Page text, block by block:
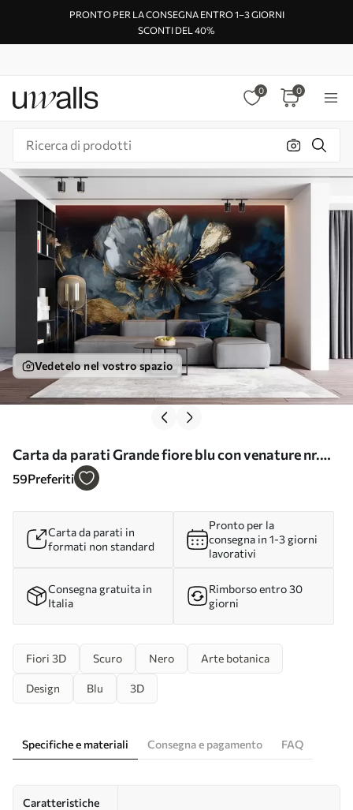
PRONTO PER LA CONSEGNA ENTRO 1–3 GIORNI
SCONTI DEL 40%
0 0
Vedetelo nel vostro spazio
Carta da parati Grande fiore blu con venature nr.
u95657
59Preferiti
Carta da parati in
formati non standard
Pronto per la
consegna in 1-3 giorni
lavorativi
Consegna gratuita in
Italia
Rimborso entro 30
giorni
Fiori 3D Scuro Nero Arte botanica
Design Blu 3D
Specifiche e materiali Consegna e pagamento FAQ
Caratteristiche